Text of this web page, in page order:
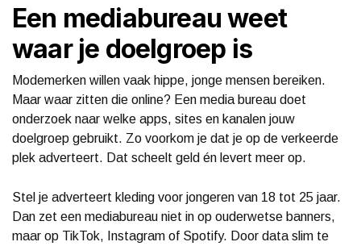
Een mediabureau weet
waar je doelgroep is
Modemerken willen vaak hippe, jonge mensen bereiken.
Maar waar zitten die online? Een media bureau doet
onderzoek naar welke apps, sites en kanalen jouw
doelgroep gebruikt. Zo voorkom je dat je op de verkeerde
plek adverteert. Dat scheelt geld én levert meer op.
Stel je adverteert kleding voor jongeren van 18 tot 25 jaar.
Dan zet een mediabureau niet in op ouderwetse banners,
maar op TikTok, Instagram of Spotify. Door data slim te